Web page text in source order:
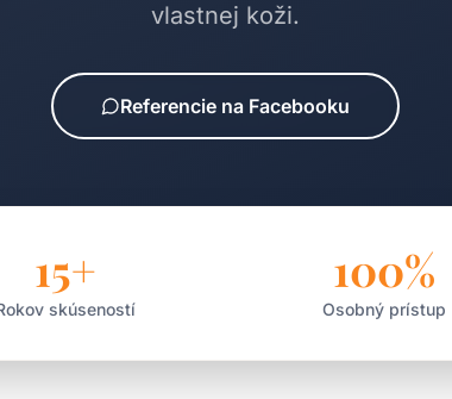
vlastnej koži.
Referencie na Facebooku
15+
skúseností
100%
Osobný prístup